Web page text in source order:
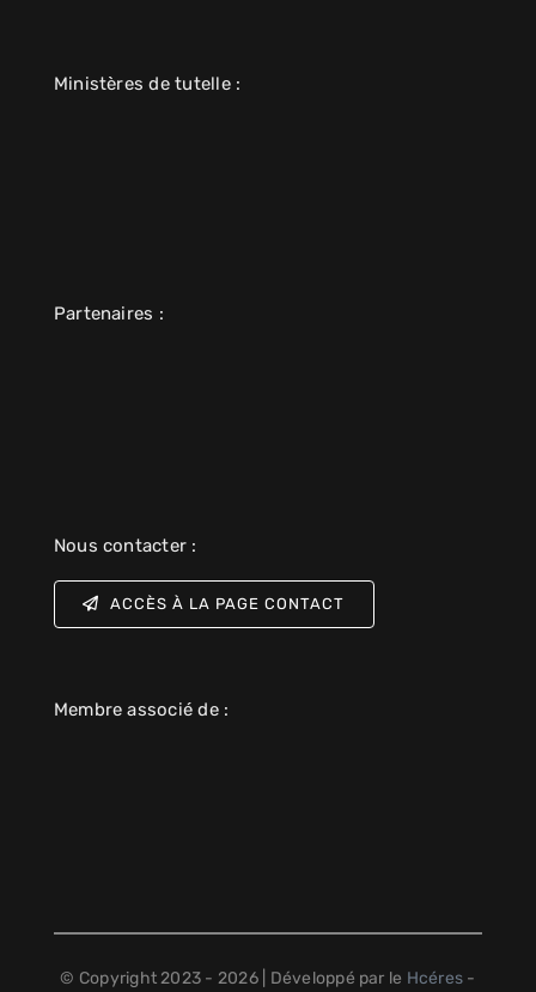
Ministères de tutelle :
Partenaires :
Nous contacter :
ACCÈS À LA PAGE CONTACT
Membre associé de :
© Copyright 2023 - 2026 | Développé par le Hcéres -